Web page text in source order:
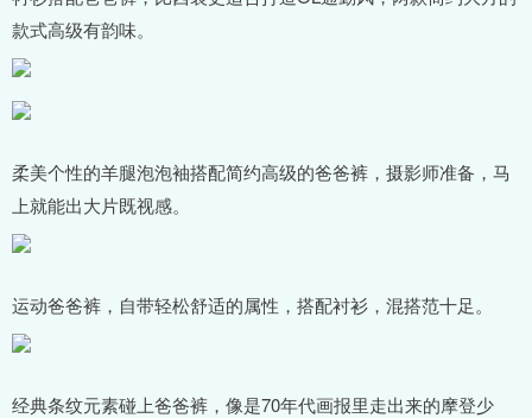
款式高级有韵味。
柔美个性的羊腿泡泡袖搭配简约高级的爸爸裤，摄影师准备，马
上就能出大片既视感。
运动爸爸裤，自带轻松舒适的属性，搭配衬衫，混搭范十足。
经典条纹元素碰上爸爸裤，像是70年代画报里走出来的摩登少